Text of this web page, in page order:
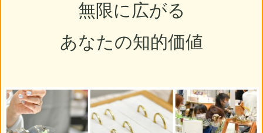
無限に広がる
あなたの知的価値